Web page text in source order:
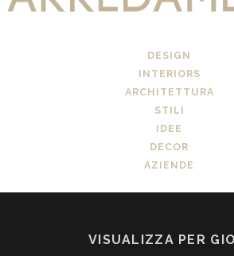
DESIGN
INTERIORS
ARCHITETTURA
STILI
IDEE
DECOR
AZIENDE
VISUALIZZA PER